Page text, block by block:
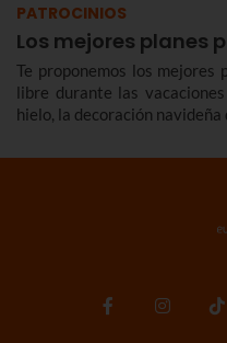
PATROCINIOS
Los mejores planes
Te proponemos los
libre durante las
hielo, la decoración navideña